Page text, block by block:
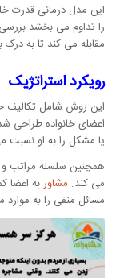
این مدل درمانی قدرت
را تداوم می بخشد
مقابله می کند تا به
رویکرد استراتژیک
این روش شامل تکالیف
اعضای خانواده طراحی
یا مشکل را به او نسبت
همچنین سلسله مراتب و
می کند. مشاوربه اعضا
مسائل منفی را به موارد